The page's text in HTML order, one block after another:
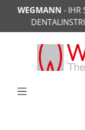
springen
WEGMANN - IHR